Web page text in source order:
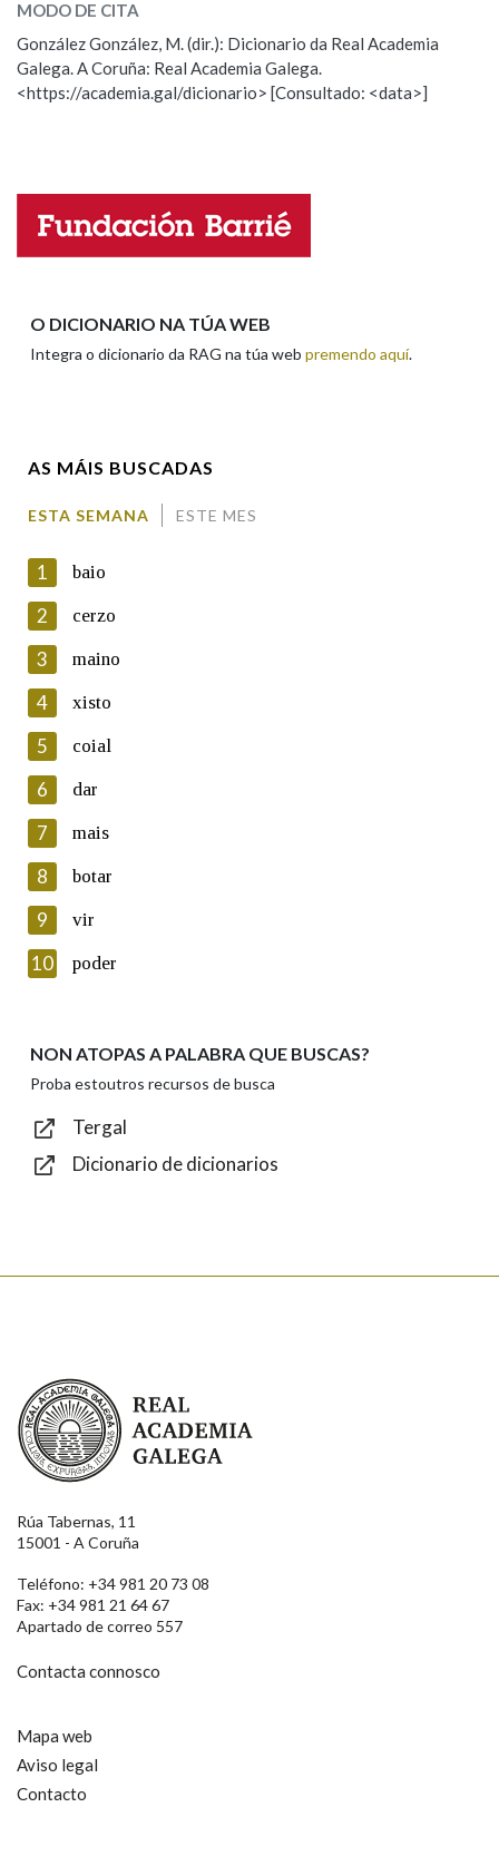
ESCOLLE UNHA OPCIÓN:
Observación Hai un erro na palabra
Propoño mellorar a definición
Nome
En cumprimento da normativa vixente en materia de
Protección de Datos de Carácter Persoal, a Real Academia
Galega informa a aqueles usuarios que faciliten o seu correo
electrónico, así como calquera outra información de carácter
persoal, que estes datos serán obxecto de tratamento
automatizado de carácter confidencial e incorporados aos seus
ficheiros informáticos. Así mesmo, os usuarios poderán exercer o
seu dereito de acceso, rectificación, oposición e cancelación dos
seus datos poñéndose en contacto connosco.
Lin e acepto as condicións da política de
Introduce o código que aparece na imaxe:
Texto de verificación
MODO DE CITA
González González, M. (dir.): Dicionario da Real Academia
Galega. A Coruña: Real Academia Galega.
<https://academia.gal/dicionario> [Consultado: <data>]
O DICIONARIO NA TÚA WEB
Integra o dicionario da RAG na túa web premendo aquí.
AS MÁIS BUSCADAS
ESTA SEMANA ESTE MES
1 baio
2 cerzo
3 maino
4 xisto
5 coial
6 dar
7 mais
8 botar
9 vir
10 poder
NON ATOPAS A PALABRA QUE BUSCAS?
Proba estoutros recursos de busca
Tergal
Dicionario de dicionarios
Real Academia Galega
Rúa Tabernas, 11
15001 - A Coruña
Teléfono: +34 981 20 73 08
Fax: +34 981 21 64 67
Apartado de correo 557
Contacta connosco
Mapa web
Aviso legal
Contacto